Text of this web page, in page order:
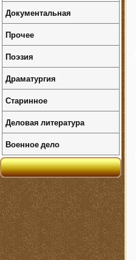
Документальная
Прочее
Поэзия
Драматургия
Старинное
Деловая литература
Военное дело